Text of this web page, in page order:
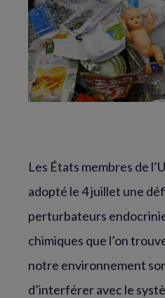
Les États membres de
adopté le 4 juillet une
perturbateurs
chimiques que l’on
notre environnement
d’interférer avec le